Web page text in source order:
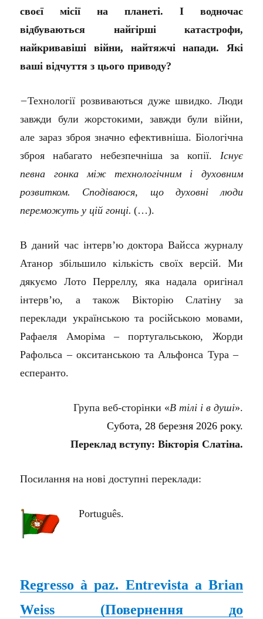
своєї місії на планеті. І водночас
відбуваються найгірші катастрофи,
найкривавіші війни, найтяжчі напади. Які
ваші відчуття з цього приводу?
–Технології розвиваються дуже швидко. Люди
завжди були жорстокими, завжди були війни,
але зараз зброя значно ефективніша. Біологічна
зброя набагато небезпечніша за копії. Існує
певна гонка між технологічним і духовним
розвитком. Сподіваюся, що духовні люди
переможуть у цій гонці. (…).
В даний час інтерв’ю доктора Вайсса журналу
Атанор збільшило кількість своїх версій. Ми
дякуємо Лото Перреллу, яка надала оригінал
інтерв’ю, а також Вікторію Слатіну за
переклади українською та російською мовами,
Рафаеля Аморіма – португальською, Жорди
Рафольса – окситанською та Альфонса Тура – ​​
есперанто.
Група веб-сторінки «В тілі і в душі».
Субота, 28 березня 2026 року.
Переклад вступу: Вікторія Слатіна.
Посилання на нові доступні переклади:
Português.
Regresso à paz. Entrevista a Brian
Weiss (Повернення до